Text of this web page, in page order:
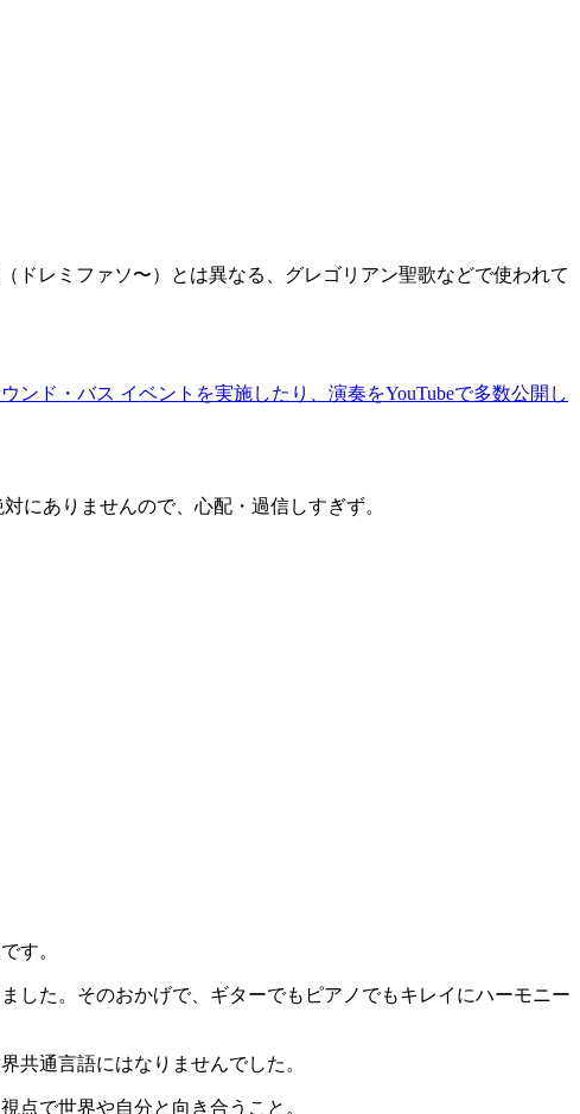
ドレミファソ〜）とは異なる、グレゴリアン聖歌などで使われて
ド・バス イベントを実施したり、演奏をYouTubeで多数公開し
にありませんので、心配・過信しすぎず。
す。
した。そのおかげで、ギターでもピアノでもキレイにハーモニー
共通言語にはなりませんでした。
点で世界や自分と向き合うこと。